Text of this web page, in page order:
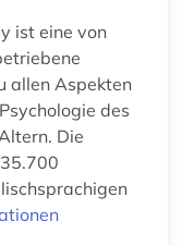
bibliothekswesen: biologie (1)
medizin (1)
ist eine von
allen Aspekten
des
Die